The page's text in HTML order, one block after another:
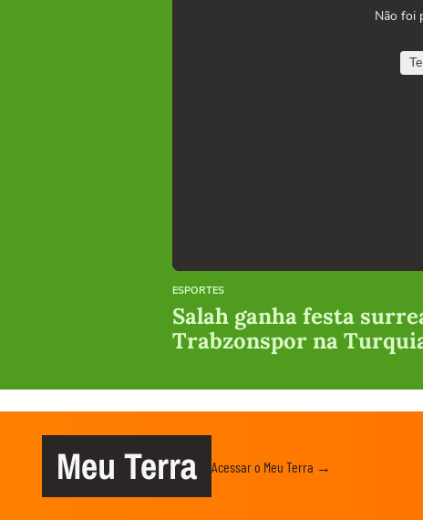
Não foi
ESPORTES
Salah ganha festa
Trabzonspor na
Meu Terra Acessar o Meu Terra →